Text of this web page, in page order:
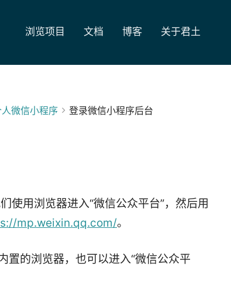
浏览项目 文档 博客 关于君土
微信小程序 登录微信小程序后台
使用浏览器进入“微信公众平台”，然后用
mp.weixin.qq.com/。
置的浏览器，也可以进入“微信公众平